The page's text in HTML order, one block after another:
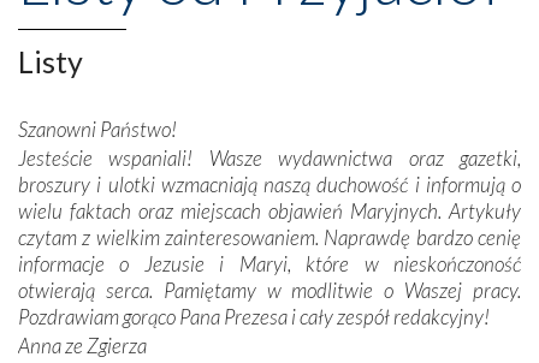
misterna architektura tych monumentalnych dzieł,
wspaniałe zdobienia, dbałość ich twórców o detale,
połączenie talentów z wytrwałością i pracowitością
Podążyliśmy też śladami fatimskich wizjonerów – Łucji
dos Santos oraz świętych Hiacynty i Franciszka Marto.
Modliliśmy się przy ich grobach. Odprawiliśmy Drogę
Krzyżową w ich rodzinnych stronach, odwiedziliśmy
domy, w których żyli.
W miejscu objawień Matki Bożej zapaliliśmy świece
przywiezione wraz z intencjami powierzonymi nam przez
Listy
Szanowni Państwo!
Jesteście wspaniali! Wasze wydawnictwa oraz gazetki,
broszury i ulotki wzmacniają naszą duchowość i informują o
wielu faktach oraz miejscach objawień Maryjnych. Artykuły
czytam z wielkim zainteresowaniem. Naprawdę bardzo cenię
informacje o Jezusie i Maryi, które w nieskończoność
otwierają serca. Pamiętamy w modlitwie o Waszej pracy.
Pozdrawiam gorąco Pana Prezesa i cały zespół redakcyjny!
Anna ze Zgierza